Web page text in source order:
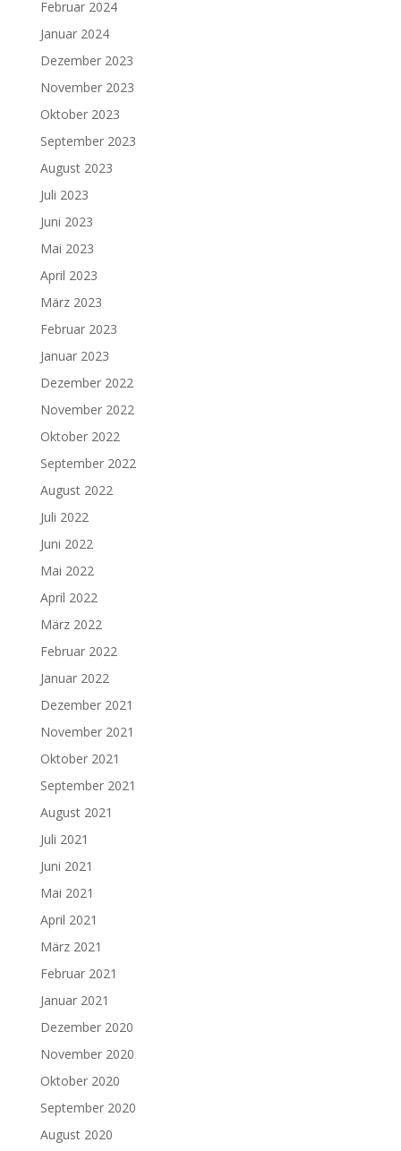
Februar 2024
Januar 2024
Dezember 2023
November 2023
Oktober 2023
September 2023
August 2023
Juli 2023
Juni 2023
Mai 2023
April 2023
März 2023
Februar 2023
Januar 2023
Dezember 2022
November 2022
Oktober 2022
September 2022
August 2022
Juli 2022
Juni 2022
Mai 2022
April 2022
März 2022
Februar 2022
Januar 2022
Dezember 2021
November 2021
Oktober 2021
September 2021
August 2021
Juli 2021
Juni 2021
Mai 2021
April 2021
März 2021
Februar 2021
Januar 2021
Dezember 2020
November 2020
Oktober 2020
September 2020
August 2020